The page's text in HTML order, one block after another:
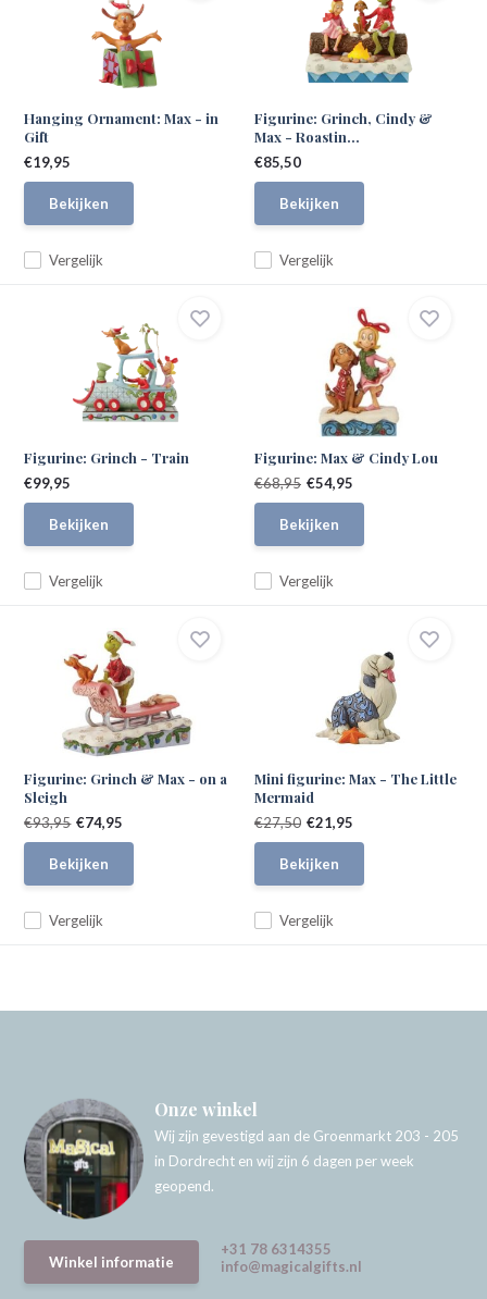
Hanging Ornament: Max - in
Gift
Vergelijk
€19,95
Bekijken
Figurine: Grinch, Cindy &
Max - Roastin...
Vergelijk
€85,50
Bekijken
Figurine: Grinch - Train
Vergelijk
€99,95
Bekijken
Figurine: Max & Cindy Lou
Vergelijk
€68,95 €54,95
Bekijken
Figurine: Grinch & Max - on a
Sleigh
Vergelijk
€93,95 €74,95
Bekijken
Mini figurine: Max - The Little
Mermaid
Vergelijk
€27,50 €21,95
Bekijken
Onze winkel
Wij zijn gevestigd aan de Groenmarkt 203 - 205
in Dordrecht en wij zijn 6 dagen per week
geopend.
Winkel informatie
+31 78 6314355
info@magicalgifts.nl